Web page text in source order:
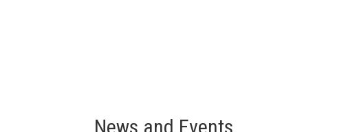
News and Events